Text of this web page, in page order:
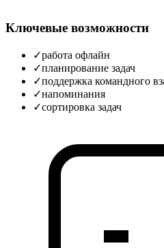
Ключевые возможности
✓работа офлайн
✓планирование задач
✓поддержка командного
✓напоминания
✓сортировка задач